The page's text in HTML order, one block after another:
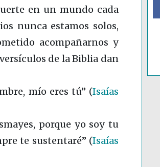
en un mundo cada
nunca estamos solos,
acompañarnos y
de la Biblia dan
mío eres tú” (Isaías
porque yo soy tu
te sustentaré” (Isaías